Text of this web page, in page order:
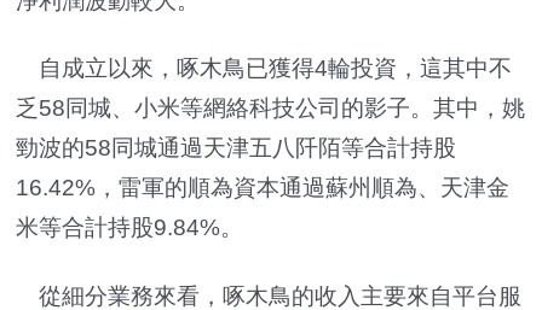
自成立以來，啄木鳥已獲得4輪投資，這其中不
乏58同城、小米等網絡科技公司的影子。其中，姚
勁波的58同城通過天津五八阡陌等合計持股
16.42%，雷軍的順為資本通過蘇州順為、天津金
米等合計持股9.84%。
從細分業務來看，啄木鳥的收入主要來自平台服